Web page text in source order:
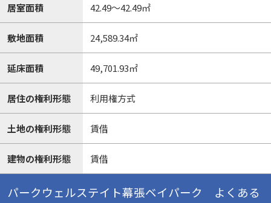
居室面積 42.49～42.49㎡
敷地面積 24,589.34㎡
延床面積 49,701.93㎡
居住の権利形態 利用権方式
土地の権利形態 賃借
建物の権利形態 賃借
パークウェルステイト幕張ベイパーク よくある